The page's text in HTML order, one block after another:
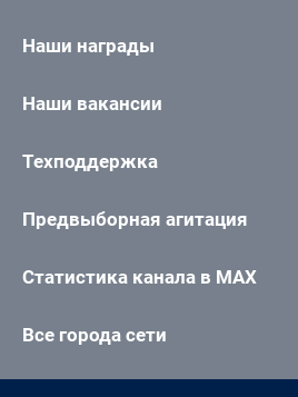
Наши награды
Наши вакансии
Техподдержка
Предвыборная агитация
Статистика канала в MAX
Все города сети